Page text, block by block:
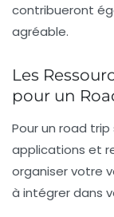
contribueront
agréable.
Les
pour un
Pour un road trip
applications et
organiser votre
à intégrer dans